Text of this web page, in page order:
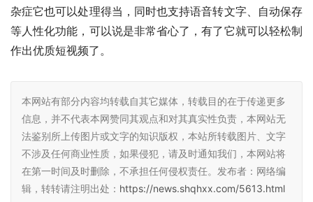
杂症它也可以处理得当，同时也支持语音转文字、自动保存
等人性化功能，可以说是非常省心了，有了它就可以轻松制
作出优质短视频了。
本网站有部分内容均转载自其它媒体，转载目的在于传递更多
信息，并不代表本网赞同其观点和对其真实性负责，本网站无
法鉴别所上传图片或文字的知识版权，本站所转载图片、文字
不涉及任何商业性质，如果侵犯，请及时通知我们，本网站将
在第一时间及时删除，不承担任何侵权责任。发布者：网络编
辑，转转请注明出处： https://news.shqhxx.com/5613.html